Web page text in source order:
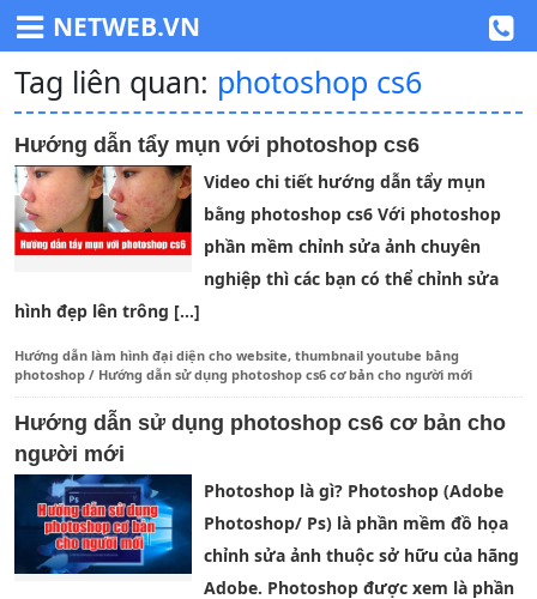
NETWEB.VN
Tag liên quan: photoshop cs6
Hướng dẫn tẩy mụn với photoshop cs6
Video chi tiết hướng dẫn tẩy mụn
bằng photoshop cs6 Với photoshop
phần mềm chỉnh sửa ảnh chuyên
nghiệp thì các bạn có thể chỉnh sửa
hình đẹp lên trông […]
Hướng dẫn làm hình đại diện cho website, thumbnail youtube bằng
photoshop / Hướng dẫn sử dụng photoshop cs6 cơ bản cho người mới
Hướng dẫn sử dụng photoshop cs6 cơ bản cho
người mới
Photoshop là gì? Photoshop (Adobe
Photoshop/ Ps) là phần mềm đồ họa
chỉnh sửa ảnh thuộc sở hữu của hãng
Adobe. Photoshop được xem là phần